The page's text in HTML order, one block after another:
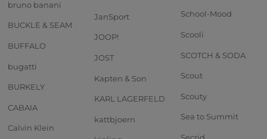
bruno banani
BUCKLE & SEAM
BUFFALO
bugatti
BURKELY
CABAIA
Calvin Klein
JanSport
JOOP!
JOST
Kapten & Son
KARL LAGERFELD
kattbjoern
School-Mood
Scooli
SCOTCH & SODA
Scout
Scouty
Sea to Summit